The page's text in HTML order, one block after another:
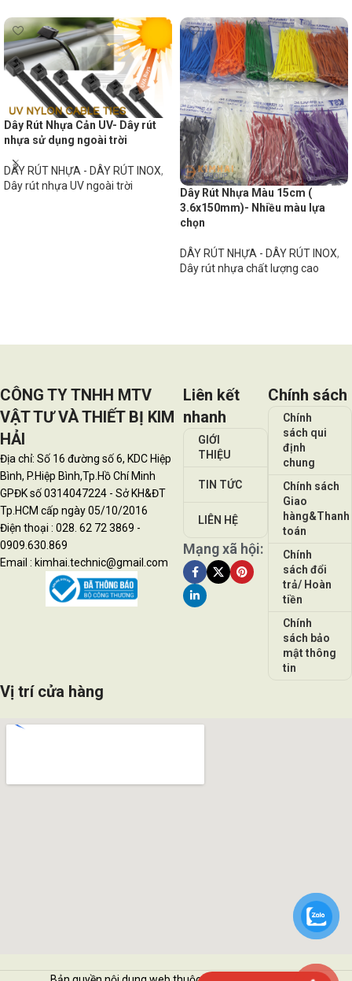
Dây Rút Nhựa Cản UV- Dây rút
nhựa sử dụng ngoài trời
DÂY RÚT NHỰA - DÂY RÚT INOX,
Dây rút nhựa UV ngoài trời
Dây Rút Nhựa Màu 15cm (
3.6x150mm)- Nhiều màu lựa
chọn
DÂY RÚT NHỰA - DÂY RÚT INOX,
Dây rút nhựa chất lượng cao
CÔNG TY TNHH MTV
VẬT TƯ VÀ THIẾT BỊ KIM
HẢI
Địa chỉ: Số 16 đường số 6, KDC Hiệp
Bình, P.Hiệp Bình,Tp.Hồ Chí Minh
GPĐK số 0314047224 - Sở KH&ĐT
Tp.HCM cấp ngày 05/10/2016
Điện thoại : 028. 62 72 3869 -
0909.630.869
Email : kimhai.technic@gmail.com
Liên kết
nhanh
GIỚI
THIỆU
TIN TỨC
LIÊN HỆ
Mạng xã hội:
Chính sách
Chính
sách qui
định
chung
Chính sách
Giao
hàng&Thanh
toán
Chính
sách đổi
trả/ Hoàn
tiền
Chính
sách bảo
mật thông
tin
Vị trí cửa hàng